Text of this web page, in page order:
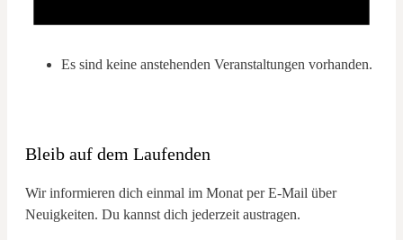
Es sind keine anstehenden Veranstaltungen vorhanden.
Bleib auf dem Laufenden
Wir informieren dich einmal im Monat per E-Mail über
Neuigkeiten. Du kannst dich jederzeit austragen.